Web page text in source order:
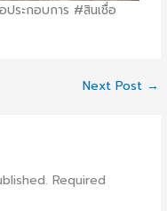
ประกอบการ #สินเชื่อ
Next Post →
Required